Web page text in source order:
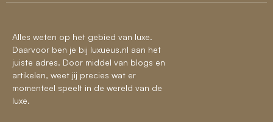
Alles weten op het gebied van luxe.
Daarvoor ben je bij luxueus.nl aan het
juiste adres. Door middel van blogs en
artikelen, weet jij precies wat er
momenteel speelt in de wereld van de
luxe.